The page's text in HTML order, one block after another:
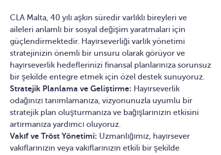
CLA Malta, 40 yılı aşkın süredir varlıklı bireyleri ve
aileleri anlamlı bir sosyal değişim yaratmaları için
güçlendirmektedir. Hayırseverliği varlık yönetimi
stratejinizin önemli bir unsuru olarak görüyor ve
hayırseverlik hedeflerinizi finansal planlarınıza sorunsuz
bir şekilde entegre etmek için özel destek sunuyoruz.
Stratejik Planlama ve Geliştirme: Hayırseverlik
odağınızı tanımlamanıza, vizyonunuzla uyumlu bir
stratejik plan oluşturmanıza ve bağışlarınızın etkisini
artırmanıza yardımcı oluyoruz.
Vakıf ve Tröst Yönetimi: Uzmanlığımız, hayırsever
vakıflarınızın veya vakıflarınızın etkili bir şekilde